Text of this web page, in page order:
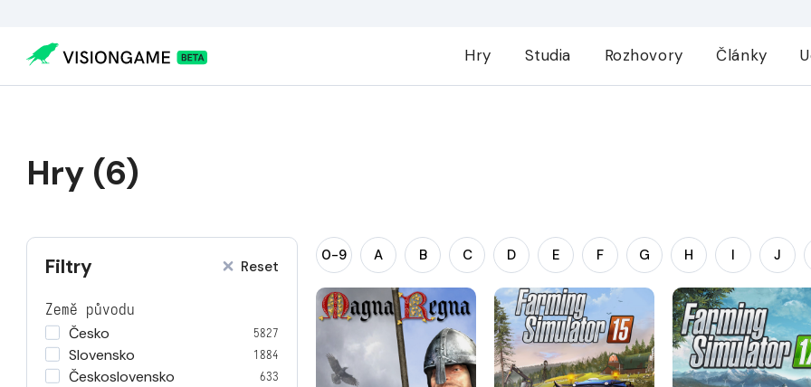
Hry Studia Rozhovory Články
Hry (6)
Filtry Reset
Země původu
Česko
5827
Slovensko 1884
Československo 633
0-9 A B C D E F G H I J